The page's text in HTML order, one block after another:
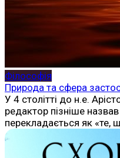
Філософія
Природа та сфера
У 4 столітті до н.е.
редактор пізніше
перекладається як «те,